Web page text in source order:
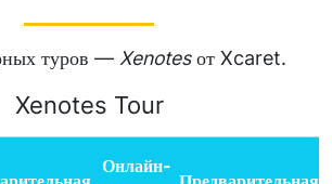
туров — Xenotesот Xcaret.
Xenotes Tour
Онлайн-